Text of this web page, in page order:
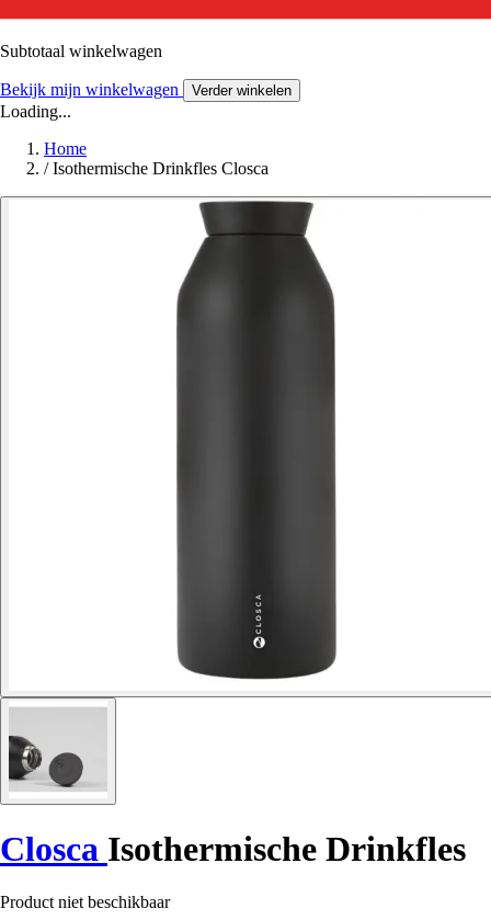
Subtotaal winkelwagen
Bekijk mijn winkelwagen Verder winkelen
Loading...
Home
/ Isothermische Drinkfles Closca
Closca Isothermische Drinkfles
Product niet beschikbaar